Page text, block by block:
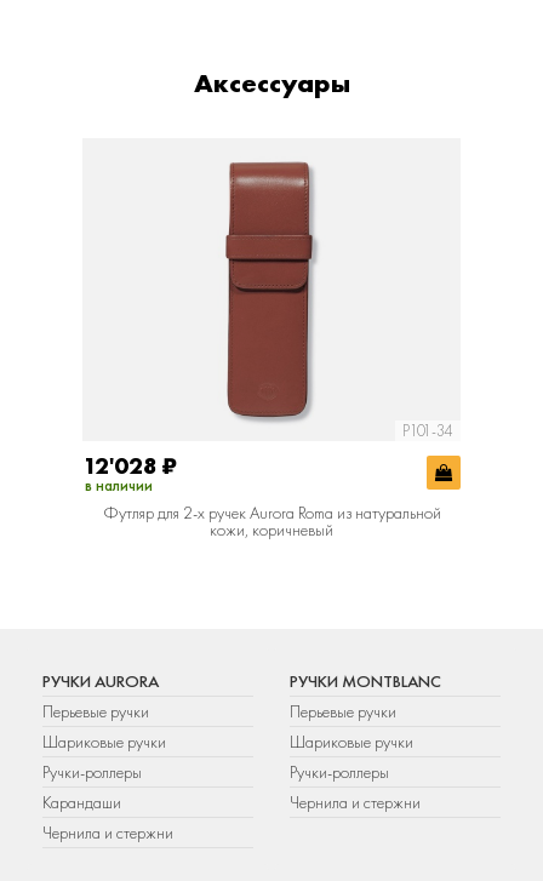
Аксессуары
P101-34
12'028 ₽
в наличии
Футляр для 2-х ручек Aurora Roma из натуральной
кожи, коричневый
РУЧКИ AURORA
Перьевые ручки
Шариковые ручки
Ручки-роллеры
Карандаши
Чернила и стержни
РУЧКИ MONTBLANC
Перьевые ручки
Шариковые ручки
Ручки-роллеры
Чернила и стержни